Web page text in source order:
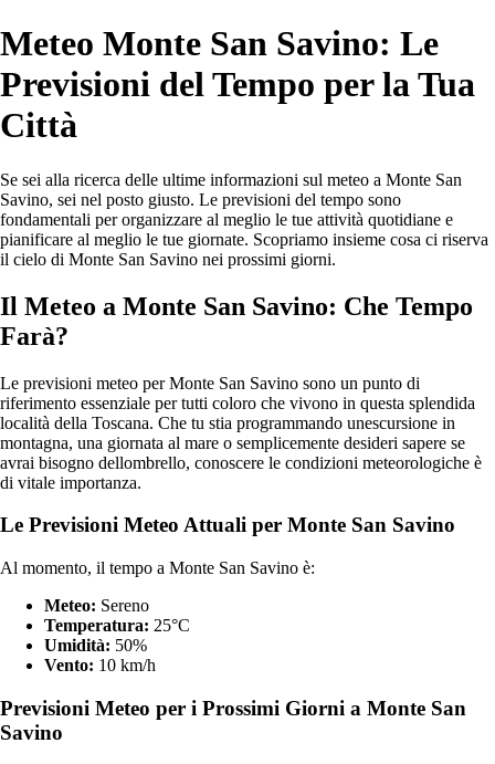
Meteo Monte San Savino: Le
Previsioni del Tempo per la Tua
Città
Se sei alla ricerca delle ultime informazioni sul meteo a Monte San
Savino, sei nel posto giusto. Le previsioni del tempo sono
fondamentali per organizzare al meglio le tue attività quotidiane e
pianificare al meglio le tue giornate. Scopriamo insieme cosa ci riserva
il cielo di Monte San Savino nei prossimi giorni.
Il Meteo a Monte San Savino: Che Tempo
Farà?
Le previsioni meteo per Monte San Savino sono un punto di
riferimento essenziale per tutti coloro che vivono in questa splendida
località della Toscana. Che tu stia programmando unescursione in
montagna, una giornata al mare o semplicemente desideri sapere se
avrai bisogno dellombrello, conoscere le condizioni meteorologiche è
di vitale importanza.
Le Previsioni Meteo Attuali per Monte San Savino
Al momento, il tempo a Monte San Savino è:
Meteo: Sereno
Temperatura: 25°C
Umidità: 50%
Vento: 10 km/h
Previsioni Meteo per i Prossimi Giorni a Monte San
Savino